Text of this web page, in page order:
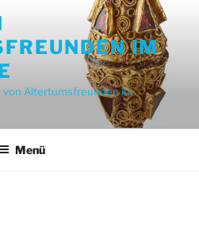
IM
von Altertumsfreunden im
Menü